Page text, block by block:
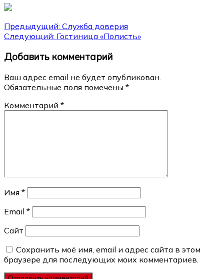
Навигация
по
записям
Предыдущий: Служба доверия
Следующий: Гостиница «Полисть»
Добавить комментарий
Ваш адрес email не будет опубликован.
Обязательные поля помечены *
Комментарий *
Имя *
Email *
Сайт
Сохранить моё имя, email и адрес сайта в этом
браузере для последующих моих комментариев.